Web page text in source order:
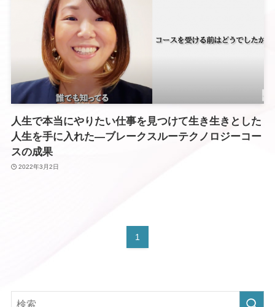
人生で本当にやりたい仕事を見つけて生き生きとした
人生を手に入れた―ブレークスルーテクノロジーコー
スの成果
2022年3月2日
1